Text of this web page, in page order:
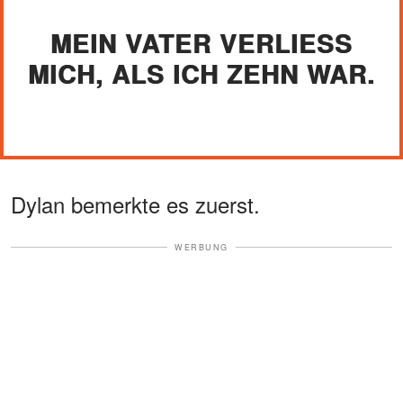
MEIN VATER VERLIESS M
ICH, ALS ICH ZEHN WAR.
Dylan bemerkte es zuerst.
WERBUNG